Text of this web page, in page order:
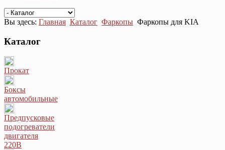
Вы здесь: Главная Каталог Фаркопы Фаркопы для KIA
Каталог
Прокат
Боксы
автомобильные
Предпусковые
подогреватели
двигателя
220В